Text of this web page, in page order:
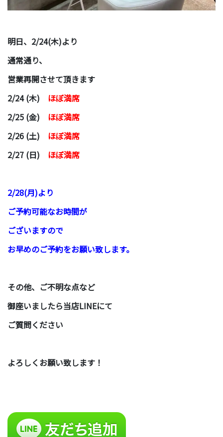
明日、2/24(木)より
通常通り、
営業再開させて頂きます
2/24 (木) ほぼ満席
2/25 (金) ほぼ満席
2/26 (土) ほぼ満席
2/27 (日) ほぼ満席
2/28(月)より
ご予約可能なお時間が
ございますので
お早めのご予約をお願い致します。
その他、ご不明な点など
御座いましたら当店LINEにて
ご質問ください
よろしくお願い致します！